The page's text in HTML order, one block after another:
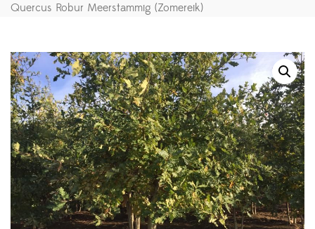
Quercus Robur Meerstammig (Zomereik)